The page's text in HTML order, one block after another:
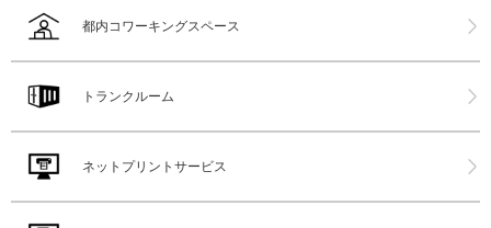
都内コワーキングスペース
トランクルーム
ネットプリントサービス